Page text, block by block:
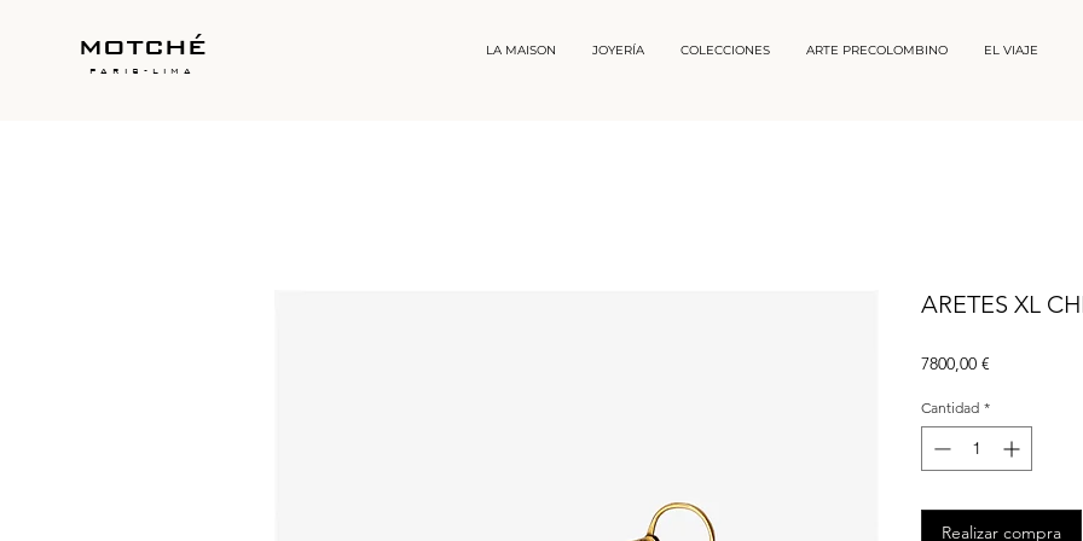
motché
paris-lima
LA MAISON JOYERÍA COLECCIONES ARTE PRECOLOMBINO EL VIAJE
ARETES XL
7800,00 €
Cantidad *
Realizar compra